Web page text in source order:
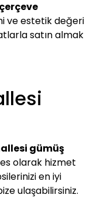
ve estetik değeri
satın almak
gümüş
olarak hizmet
en iyi
ulaşabilirsiniz.